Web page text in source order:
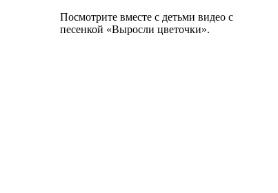
Посмотрите вместе с детьми видео с
песенкой «Выросли цветочки».